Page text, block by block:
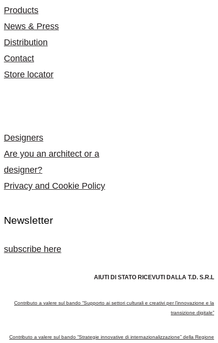
Products
News & Press
Distribution
Contact
Store locator
Designers
Are you an architect or a
designer?
Privacy and Cookie Policy
Newsletter
subscribe here
AIUTI DI STATO RICEVUTI DALLA T.D. S.R.L
Contributo a valere sul bando “Supporto ai settori culturali e creativi per l’innovazione e la
transizione digitale”
Contributo a valere sul bando “Strategie innovative di internazionalizzazione” della Regione